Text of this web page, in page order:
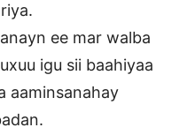
ee mar walba
igu sii baahiyaa
aaminsanahay